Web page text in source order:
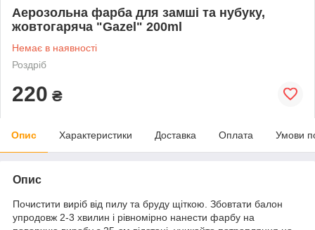
Аерозольна фарба для замші та нубуку,
жовтогаряча "Gazel" 200ml
Немає в наявності
Роздріб
220 ₴
Опис Характеристики Доставка Оплата Умови
Опис
Почистити виріб від пилу та бруду щіткою. Збовтати балон
упродовж 2-3 хвилин і рівномірно нанести фарбу на